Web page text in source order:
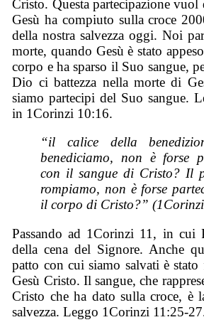
Cristo. Questa partecipazione vuol
Gesù ha compiuto sulla croce
della nostra salvezza oggi. Noi
morte, quando Gesù è stato
corpo e ha sparso il Suo sangue,
Dio ci battezza nella morte di
siamo partecipi del Suo sangue.
in 1Corinzi 10:16.
“il calice della
benediciamo, non è forse
con il sangue di Cristo? Il
rompiamo, non è forse
il corpo di Cristo?”
Passando ad 1Corinzi 11, in cui
della cena del Signore. Anche
patto con cui siamo salvati è
Gesù Cristo. Il sangue, che
Cristo che ha dato sulla croce, è
salvezza. Leggo 1Corinzi 11:25-